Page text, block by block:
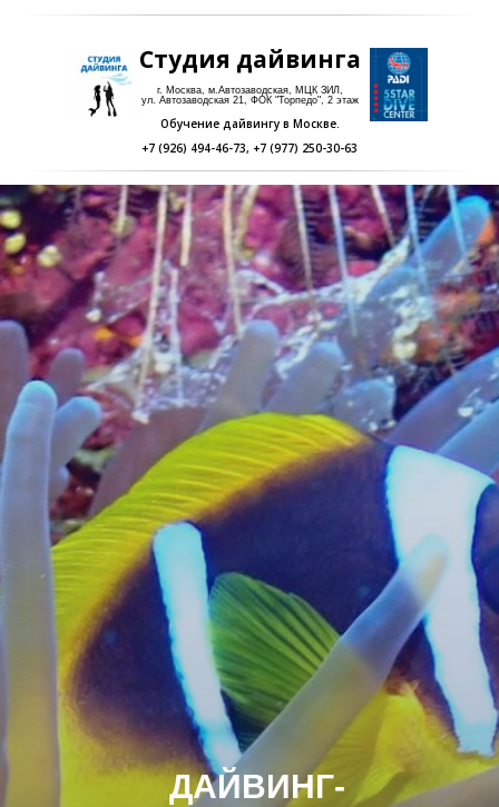
Студия дайвинга
г. Москва, м.Автозаводская, МЦК ЗИЛ,
ул. Автозаводская 21, ФОК "Торпедо", 2 этаж
Обучение дайвингу в Москве.
+7 (926) 494-46-73, +7 (977) 250-30-63
ДАЙВИНГ-